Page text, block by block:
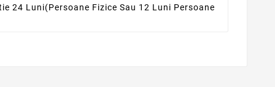
24 Luni(persoane Fizice Sau 12 Luni Persoane